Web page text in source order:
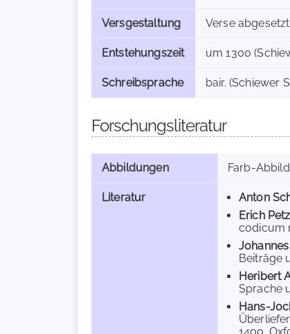
Versgestaltung Verse abgesetzt
Entstehungszeit um 1300
Schreibsprache bair. (Schiewer
Forschungsliteratur
Abbildungen Farb-
Literatur Anton
Erich
codicum
Beiträge
Heribert
Sprache
Hans-